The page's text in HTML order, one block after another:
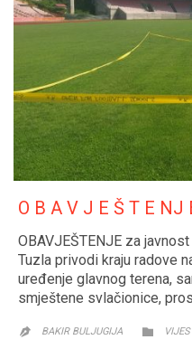
O B A V J E Š T E NJ
OBAVJEŠTENJE za
Tuzla privodi kraju radove
uređenje glavnog terena,
smještene svlačionice,
 BAKIR BULJUGIJA 